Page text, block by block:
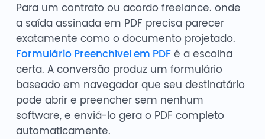
Para um contrato ou acordo freelance. onde
a saída assinada em PDF precisa parecer
exatamente como o documento projetado.
Formulário Preenchível em PDFé a escolha
certa. A conversão produz um formulário
baseado em navegador que seu destinatário
pode abrir e preencher sem nenhum
software, e enviá-lo gera o PDF completo
automaticamente.